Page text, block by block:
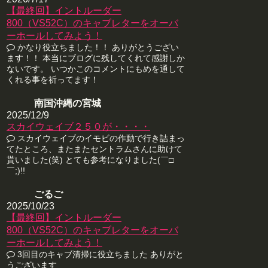
【最終回】イントルーダー
800（VS52C）のキャブレターをオーバ
ーホールしてみよう！
かなり役立ちました！！ ありがとうござい
ます！！ 本当にブログに残してくれて感謝しか
ないです。 いつかこのコメントにもめを通して
くれる事を祈ってます！
南国沖縄の宮城
2025/12/9
スカイウェイブ２５０が・・・・
スカイウェイブのイモビの作動で行き詰まっ
てたところ、またまたセントラムさんに助けて
貰いました(笑) とても参考になりました(￣□
￣;)!!
ごるご
2025/10/23
【最終回】イントルーダー
800（VS52C）のキャブレターをオーバ
ーホールしてみよう！
3回目のキャブ清掃に役立ちました ありがと
うございます